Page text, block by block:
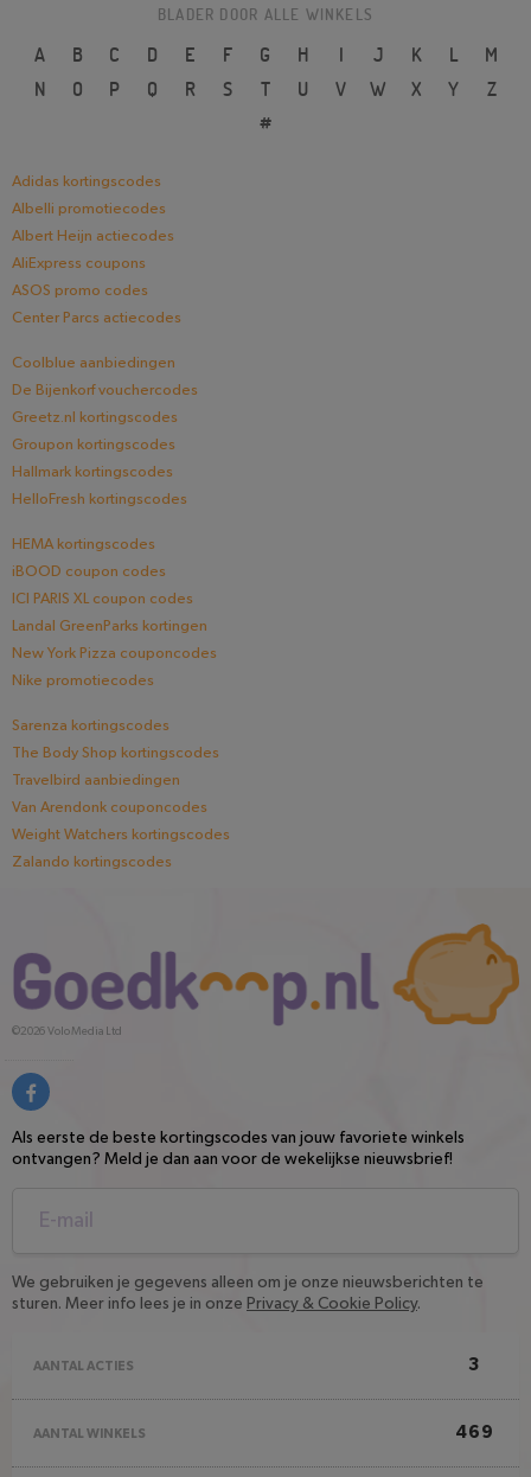
BLADER DOOR ALLE WINKELS
A B C D E F G H I J K L
M
N
O P Q R S T U V W X Y
Z
#
Adidas kortingscodes
Albelli promotiecodes
Albert Heijn actiecodes
AliExpress coupons
ASOS promo codes
Center Parcs actiecodes
Coolblue aanbiedingen
De Bijenkorf vouchercodes
Greetz.nl kortingscodes
Groupon kortingscodes
Hallmark kortingscodes
HelloFresh kortingscodes
HEMA kortingscodes
iBOOD coupon codes
ICI PARIS XL coupon codes
Landal GreenParks kortingen
New York Pizza couponcodes
Nike promotiecodes
Sarenza kortingscodes
The Body Shop kortingscodes
Travelbird aanbiedingen
Van Arendonk couponcodes
Weight Watchers kortingscodes
Zalando kortingscodes
©2026Volo Media Ltd
Als eerste de beste kortingscodes van jouw favoriete winkels
ontvangen? Meld je dan aan voor de wekelijkse nieuwsbrief!
We gebruiken je gegevens alleen om je onze nieuwsberichten te
sturen. Meer info lees je in onze Privacy & Cookie Policy.
AANTAL ACTIES 3
AANTAL WINKELS 469